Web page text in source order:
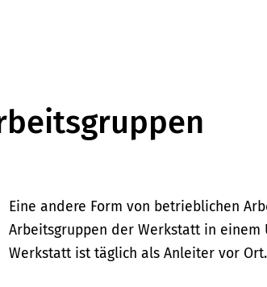
Eine andere Form von betrieblichen
Arbeitsgruppen der Werkstatt in einem
Werkstatt ist täglich als Anleiter vor Ort.